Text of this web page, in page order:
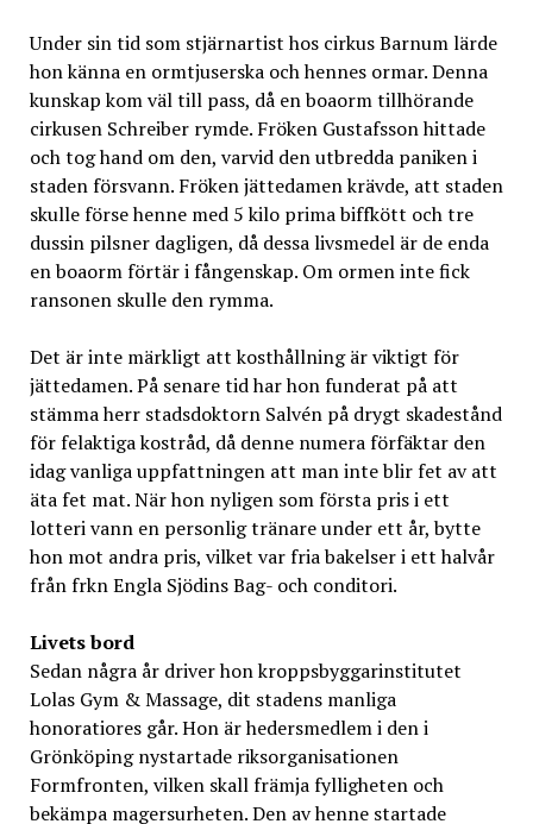
Under sin tid som stjärnartist hos cirkus Barnum lärde
hon känna en ormtjuserska och hennes ormar. Denna
kunskap kom väl till pass, då en boaorm tillhörande
cirkusen Schreiber rymde. Fröken Gustafsson hittade
och tog hand om den, varvid den utbredda paniken i
staden försvann. Fröken jättedamen krävde, att staden
skulle förse henne med 5 kilo prima biffkött och tre
dussin pilsner dagligen, då dessa livsmedel är de enda
en boaorm förtär i fångenskap. Om ormen inte fick
ransonen skulle den rymma.
Det är inte märkligt att kosthållning är viktigt för
jättedamen. På senare tid har hon funderat på att
stämma herr stadsdoktorn Salvén på drygt skadestånd
för felaktiga kostråd, då denne numera förfäktar den
idag vanliga uppfattningen att man inte blir fet av att
äta fet mat. När hon nyligen som första pris i ett
lotteri vann en personlig tränare under ett år, bytte
hon mot andra pris, vilket var fria bakelser i ett halvår
från frkn Engla Sjödins Bag- och conditori.
Livets bord
Sedan några år driver hon kroppsbyggarinstitutet
Lolas Gym & Massage, dit stadens manliga
honoratiores går. Hon är hedersmedlem i den i
Grönköping nystartade riksorganisationen
Formfronten, vilken skall främja fylligheten och
bekämpa magersurheten. Den av henne startade